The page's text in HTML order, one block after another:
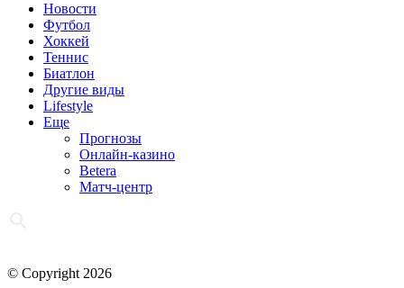
Новости
Футбол
Хоккей
Теннис
Биатлон
Другие виды
Lifestyle
Еще
Прогнозы
Онлайн-казино
Betera
Матч-центр
© Copyright 2026